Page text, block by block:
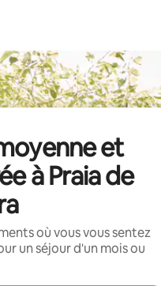
et
à Praia de
où vous vous sentez
un séjour d'un mois ou